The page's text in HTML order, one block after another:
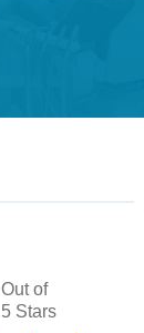
Out of
5 Stars